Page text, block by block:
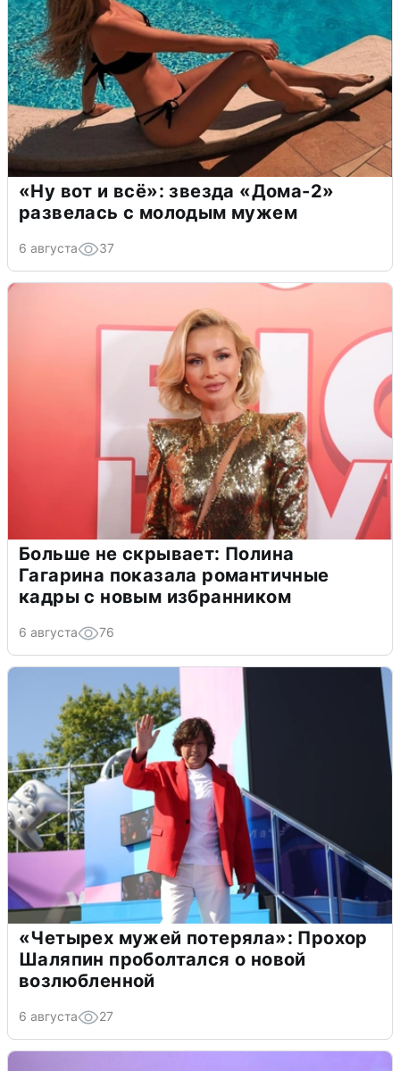
«Ну вот и всё»: звезда «Дома-2»
развелась с молодым мужем
6 августа 37
Больше не скрывает: Полина
Гагарина показала романтичные
кадры с новым избранником
6 августа 76
«Четырех мужей потеряла»: Прохор
Шаляпин проболтался о новой
возлюбленной
6 августа 27